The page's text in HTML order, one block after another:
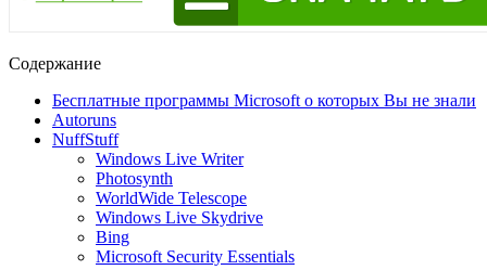
Содержание
Бесплатные программы Microsoft о которых Вы не знали
Autoruns
NuffStuff
Windows Live Writer
Photosynth
WorldWide Telescope
Windows Live Skydrive
Bing
Microsoft Security Essentials